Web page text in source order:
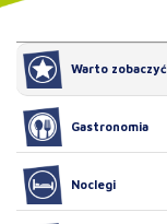
Warto zobaczyć
Gastronomia
Noclegi